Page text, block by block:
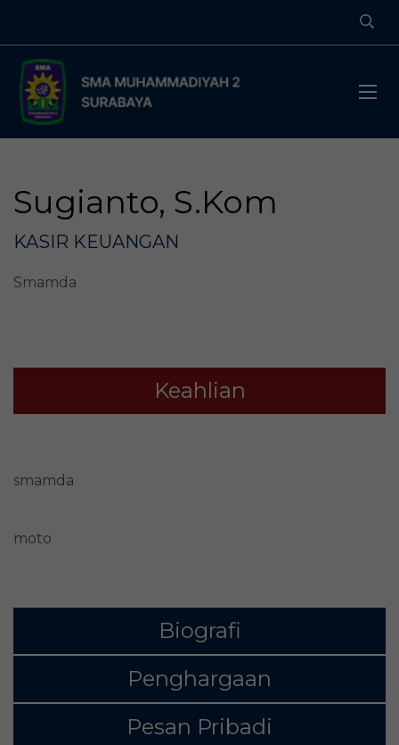
Sugianto, S.Kom
KASIR KEUANGAN
Smamda
Keahlian
smamda
moto
Biografi
Penghargaan
Pesan Pribadi